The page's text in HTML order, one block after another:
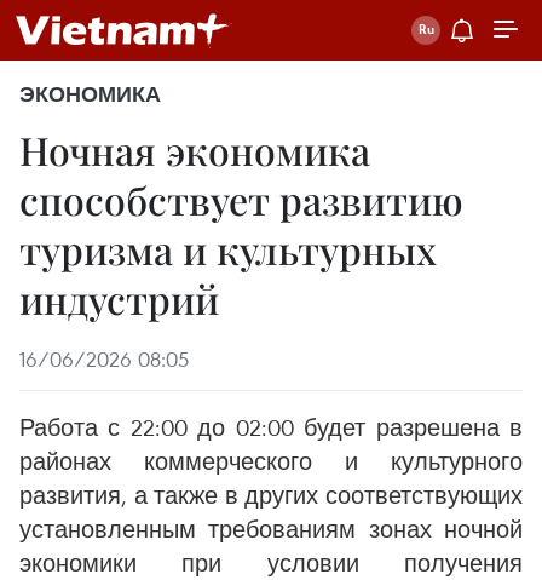
ЭКОНОМИКА
Ночная экономика
способствует развитию
туризма и культурных
индустрий
16/06/2026 08:05
Работа с 22:00 до 02:00 будет разрешена в
районах коммерческого и культурного
развития, а также в других соответствующих
установленным требованиям зонах ночной
экономики при условии получения